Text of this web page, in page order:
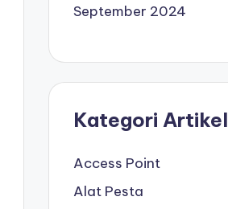
September 2024
Kategori Artikel
Access Point
Alat Pesta